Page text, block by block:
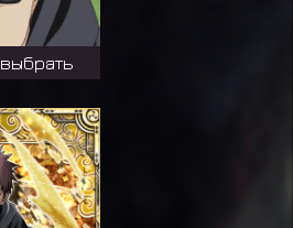
выбрать